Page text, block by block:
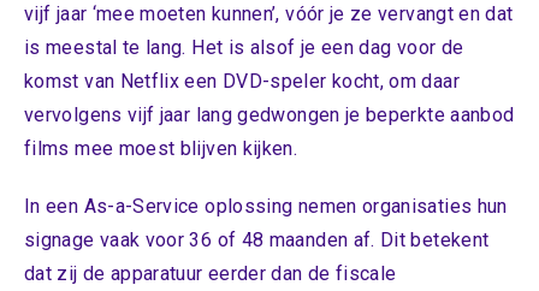
vijf jaar ‘mee moeten kunnen’, vóór je ze vervangt en dat
is meestal te lang. Het is alsof je een dag voor de
komst van Netflix een DVD-speler kocht, om daar
vervolgens vijf jaar lang gedwongen je beperkte aanbod
films mee moest blijven kijken.
In een As-a-Service oplossing nemen organisaties hun
signage vaak voor 36 of 48 maanden af. Dit betekent
dat zij de apparatuur eerder dan de fiscale